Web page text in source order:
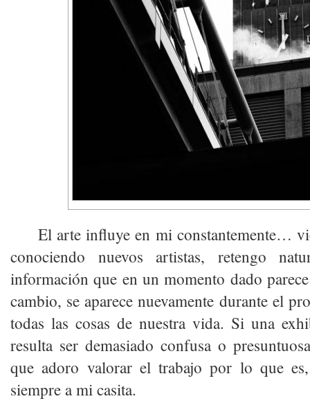
El arte influye en mi constantemente…
conociendo nuevos artistas, retengo
información que en un momento dado
cambio, se aparece nuevamente durante el
todas las cosas de nuestra vida. Si una
resulta ser demasiado confusa o
que adoro valorar el trabajo por lo que
siempre a mi casita.